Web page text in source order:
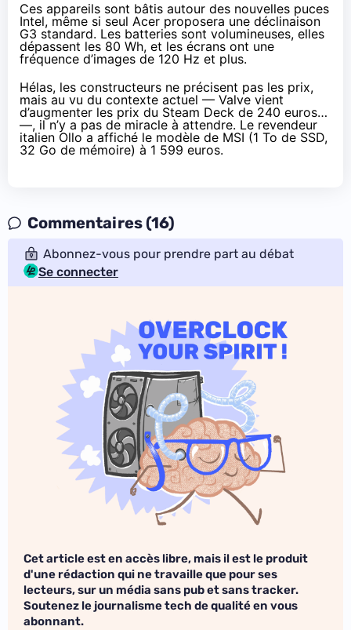
Ces appareils sont bâtis autour des nouvelles puces
Intel, même si seul Acer proposera une déclinaison
G3 standard. Les batteries sont volumineuses, elles
dépassent les 80 Wh, et les écrans ont une
fréquence d’images de 120 Hz et plus.
Hélas, les constructeurs ne précisent pas les prix,
mais au vu du contexte actuel — Valve vient
d’augmenter les prix du Steam Deck de 240 euros…
—, il n’y a pas de miracle à attendre. Le revendeur
italien Ollo a affiché le modèle de MSI (1 To de SSD,
32 Go de mémoire) à 1 599 euros.
Commentaires (16)
Abonnez-vous pour prendre part au débat
Se connecter
Cet article est en accès libre, mais il est le produit
d'une rédaction qui ne travaille que pour ses
lecteurs, sur un média sans pub et sans tracker.
Soutenez le journalisme tech de qualité en vous
abonnant.